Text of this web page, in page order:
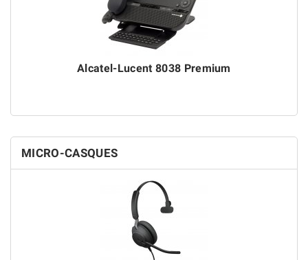
Alcatel-Lucent 8038 Premium
MICRO-CASQUES